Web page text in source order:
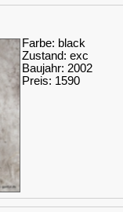
Farbe: black
Zustand: exc
Baujahr: 2002
Preis: 1590